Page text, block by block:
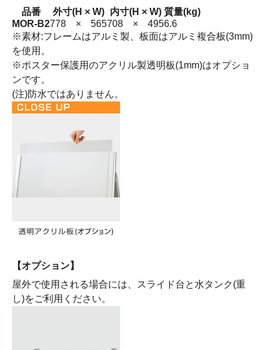
品番
外寸(H × W) 内寸(H × W) 質量(kg)
MOR-B2778 × 565708 × 4956.6
※素材:フレームはアルミ製、板面はアルミ複合板(3mm)
を使用。
※ポスター保護用のアクリル製透明板(1mm)はオプショ
ンです。
(注)防水ではありません。
【オプション】
屋外で使用される場合には、スライド台と水タンク(重
し)をご利用ください。